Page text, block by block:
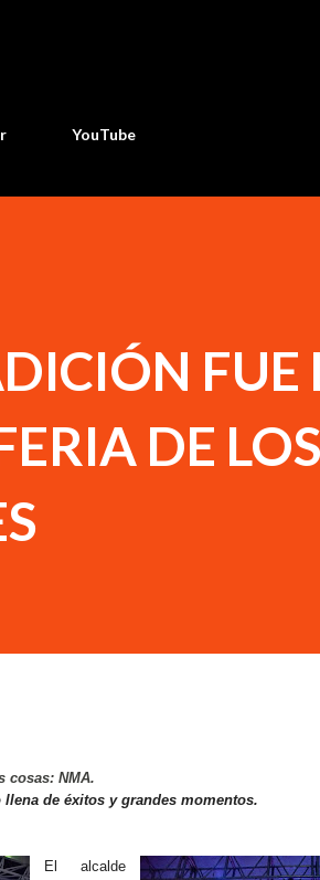
YouTube
FUE
DE LOS
cosas: NMA.
de éxitos y grandes momentos.
El alcalde